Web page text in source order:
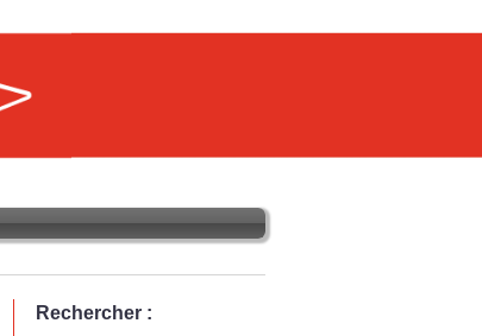
Rechercher :